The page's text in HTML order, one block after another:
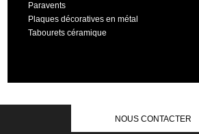
Paravents
Plaques décoratives en métal
Tabourets céramique
NOUS CONTACTER